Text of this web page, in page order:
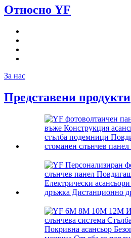
Относно YF
За нас
Представени продукти